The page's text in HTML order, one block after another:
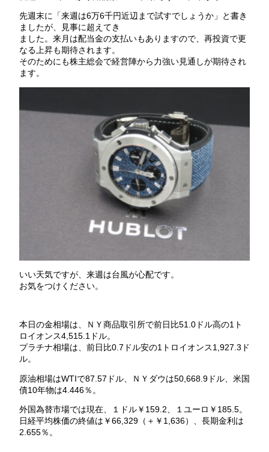
先週末に「来週は6万6千円近辺まで試すでしょうか」と書き
ましたが、見事に超えてき
ました。来月は配当金の支払いもありますので、再投資で更
なる上昇も期待されます。
そのためにも株主総会で経営陣から力強い見通しが期待され
ます。
いい天気ですが、来週は台風が心配です。
お気をつけください。
本日の金相場は、ＮＹ商品取引所で前日比51.0ドル高の1ト
ロイオンス4,515.1ドル。
プラチナ相場は、前日比0.7ドル安の1トロイオンス1,927.3ド
ル。
原油相場はWTIで87.57ドル、ＮＹダウは50,668.9ドル、米国
債10年物は4.446％。
外国為替市場では現在、１ドル￥159.2、１ユーロ￥185.5。
日経平均株価の終値は￥66,329（＋￥1,636）、長期金利は
2.655％。